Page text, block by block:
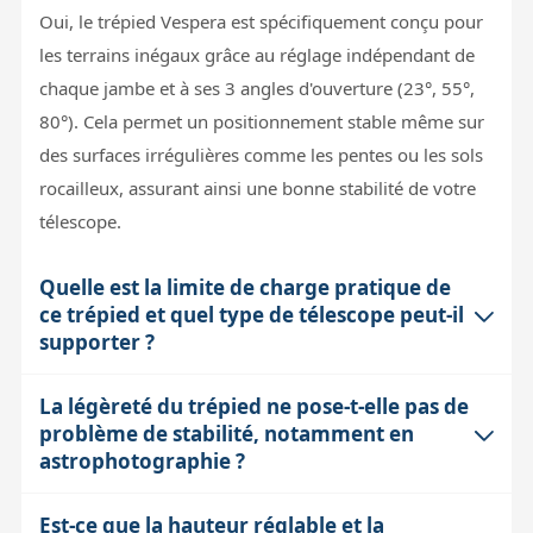
Oui, le trépied Vespera est spécifiquement conçu pour
les terrains inégaux grâce au réglage indépendant de
chaque jambe et à ses 3 angles d'ouverture (23°, 55°,
80°). Cela permet un positionnement stable même sur
des surfaces irrégulières comme les pentes ou les sols
rocailleux, assurant ainsi une bonne stabilité de votre
télescope.
Quelle est la limite de charge pratique de
ce trépied et quel type de télescope peut-il
supporter ?
Avec une capacité officielle de 14 kg, ce trépied peut
soutenir confortablement des instruments légers à
moyens comme des lunettes astronomiques, des petits
La légèreté du trépied ne pose-t-elle pas de
problème de stabilité, notamment en
astrophotographie ?
La fibre de carbone haute densité utilisée offre un
Est-ce que la hauteur réglable et la